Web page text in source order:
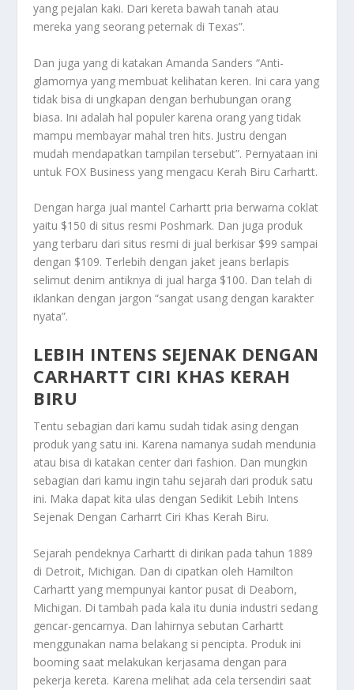
yang pejalan kaki. Dari kereta bawah tanah atau
mereka yang seorang peternak di Texas”.
Dan juga yang di katakan Amanda Sanders “Anti-
glamornya yang membuat kelihatan keren. Ini cara yang
tidak bisa di ungkapan dengan berhubungan orang
biasa. Ini adalah hal populer karena orang yang tidak
mampu membayar mahal tren hits. Justru dengan
mudah mendapatkan tampilan tersebut”. Pernyataan ini
untuk FOX Business yang mengacu Kerah Biru Carhartt.
Dengan harga jual mantel Carhartt pria berwarna coklat
yaitu $150 di situs resmi Poshmark. Dan juga produk
yang terbaru dari situs resmi di jual berkisar $99 sampai
dengan $109. Terlebih dengan jaket jeans berlapis
selimut denim antiknya di jual harga $100. Dan telah di
iklankan dengan jargon “sangat usang dengan karakter
nyata”.
LEBIH INTENS SEJENAK DENGAN
CARHARTT CIRI KHAS KERAH
BIRU
Tentu sebagian dari kamu sudah tidak asing dengan
produk yang satu ini. Karena namanya sudah mendunia
atau bisa di katakan center dari fashion. Dan mungkin
sebagian dari kamu ingin tahu sejarah dari produk satu
ini. Maka dapat kita ulas dengan Sedikit Lebih Intens
Sejenak Dengan Carharrt Ciri Khas Kerah Biru.
Sejarah pendeknya Carhartt di dirikan pada tahun 1889
di Detroit, Michigan. Dan di cipatkan oleh Hamilton
Carhartt yang mempunyai kantor pusat di Deaborn,
Michigan. Di tambah pada kala itu dunia industri sedang
gencar-gencarnya. Dan lahirnya sebutan Carhartt
menggunakan nama belakang si pencipta. Produk ini
booming saat melakukan kerjasama dengan para
pekerja kereta. Karena melihat ada cela tersendiri saat